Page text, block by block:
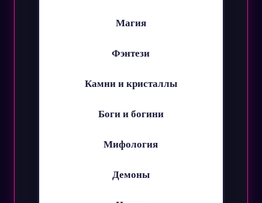
Магия
Фэнтези
Камни и кристаллы
Боги и богини
Мифология
Демоны